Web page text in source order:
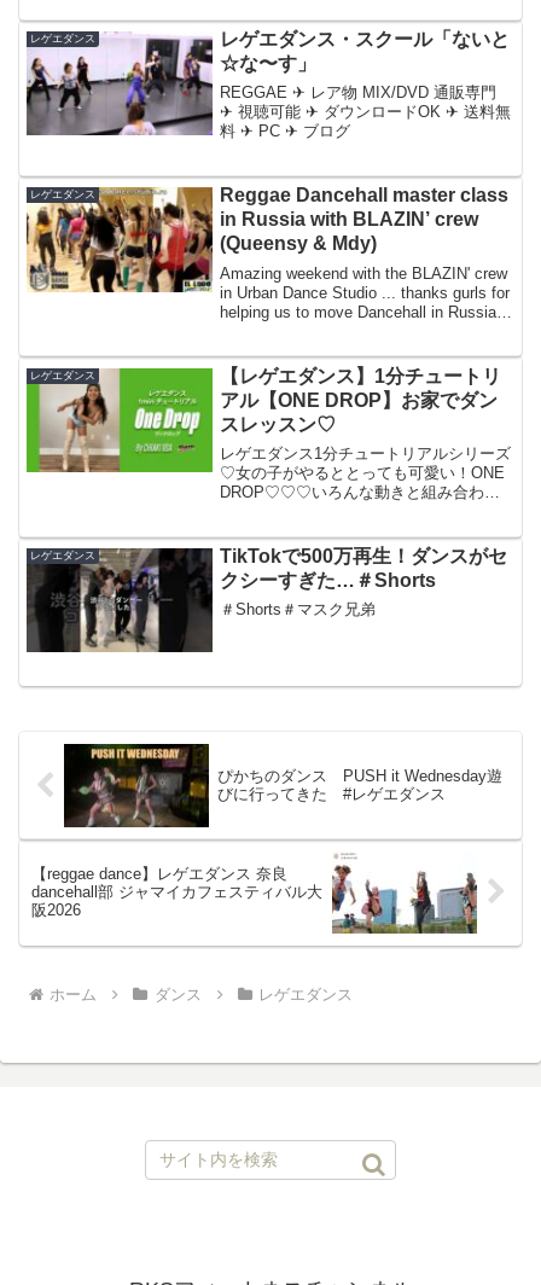
ブででかっこよく踊りたい・しなやか...
レゲエダンス
レゲエダンス・スクール「ないと
☆な〜す」
REGGAE ✈ レア物 MIX/DVD 通販専門
✈ 視聴可能 ✈ ダウンロードOK ✈ 送料無
料 ✈ PC ✈ ブログ
レゲエダンス
Reggae Dancehall master class
in Russia with BLAZIN’ crew
(Queensy & Mdy)
Amazing weekend with the BLAZIN' crew
in Urban Dance Studio ... thanks gurls for
helping us to move Dancehall in Russia
レゲエダンス
【レゲエダンス】1分チュートリ
アル【ONE DROP】お家でダン
スレッスン♡
レゲエダンス1分チュートリアルシリーズ
♡女の子がやるととっても可愛い！ONE
DROP♡♡♡いろんな動きと組み合わせ
フリカのダンスが発祥と言われていま
す）是非おう...
レゲエダンス
TikTokで500万再生！ダンスがセ
クシーすぎた…＃Shorts
＃Shorts＃マスク兄弟
ぴかちのダンス PUSH it Wednesday遊
びに行ってきた #レゲエダンス
【reggae dance】レゲエダンス 奈良
dancehall部 ジャマイカフェスティバル大
阪2026
ホーム ダンス レゲエダンス